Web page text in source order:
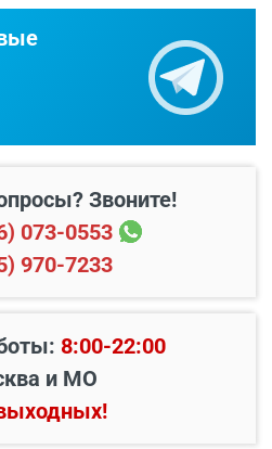
выезд специалиста
дверей, образцами
Звоните!
073-0553
970-7233
8:00-22:00
и МО